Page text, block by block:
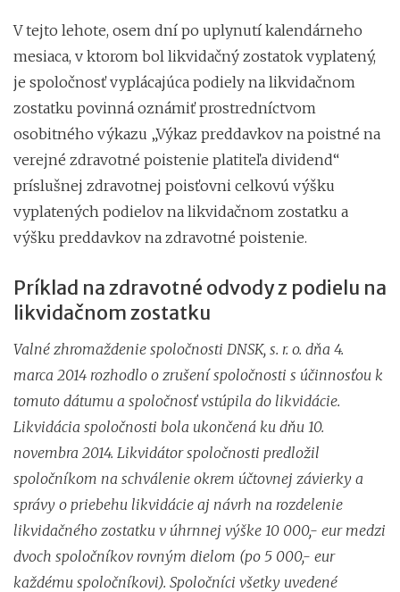
V tejto lehote, osem dní po uplynutí kalendárneho
mesiaca, v ktorom bol likvidačný zostatok vyplatený,
je spoločnosť vyplácajúca podiely na likvidačnom
zostatku povinná oznámiť prostredníctvom
osobitného výkazu „Výkaz preddavkov na poistné na
verejné zdravotné poistenie platiteľa dividend“
príslušnej zdravotnej poisťovni celkovú výšku
vyplatených podielov na likvidačnom zostatku a
výšku preddavkov na zdravotné poistenie.
Príklad na zdravotné odvody z podielu na
likvidačnom zostatku
Valné zhromaždenie spoločnosti DNSK, s. r. o. dňa 4.
marca 2014 rozhodlo o zrušení spoločnosti s účinnosťou k
tomuto dátumu a spoločnosť vstúpila do likvidácie.
Likvidácia spoločnosti bola ukončená ku dňu 10.
novembra 2014. Likvidátor spoločnosti predložil
spoločníkom na schválenie okrem účtovnej závierky a
správy o priebehu likvidácie aj návrh na rozdelenie
likvidačného zostatku v úhrnnej výške 10 000,- eur medzi
dvoch spoločníkov rovným dielom (po 5 000,- eur
každému spoločníkovi). Spoločníci všetky uvedené